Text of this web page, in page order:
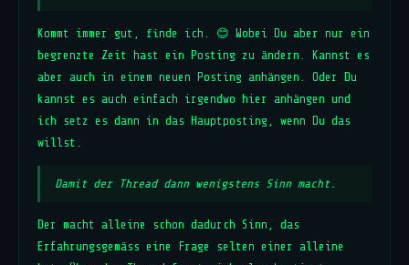
Kommt immer gut, finde ich. 😊 Wobei Du aber nur ein
begrenzte Zeit hast ein Posting zu ändern. Kannst es
aber auch in einem neuen Posting anhängen. Oder Du
kannst es auch einfach irgendwo hier anhängen und
ich setz es dann in das Hauptposting, wenn Du das
willst.
Damit der Thread dann wenigstens Sinn macht.
Der macht alleine schon dadurch Sinn, das
Erfahrungsgemäss eine Frage selten einer alleine